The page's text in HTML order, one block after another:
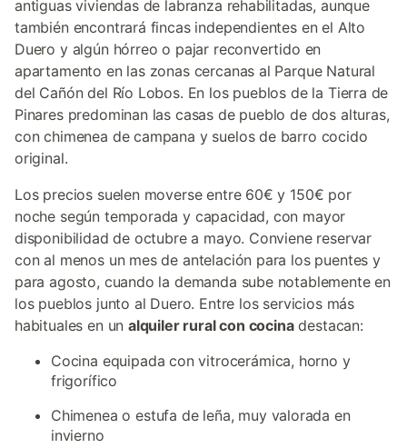
antiguas viviendas de labranza rehabilitadas, aunque
también encontrará fincas independientes en el Alto
Duero y algún hórreo o pajar reconvertido en
apartamento en las zonas cercanas al Parque Natural
del Cañón del Río Lobos. En los pueblos de la Tierra de
Pinares predominan las casas de pueblo de dos alturas,
con chimenea de campana y suelos de barro cocido
original.
Los precios suelen moverse entre 60€ y 150€ por
noche según temporada y capacidad, con mayor
disponibilidad de octubre a mayo. Conviene reservar
con al menos un mes de antelación para los puentes y
para agosto, cuando la demanda sube notablemente en
los pueblos junto al Duero. Entre los servicios más
habituales en unalquiler rural con cocinadestacan:
Cocina equipada con vitrocerámica, horno y
frigorífico
Chimenea o estufa de leña, muy valorada en
invierno